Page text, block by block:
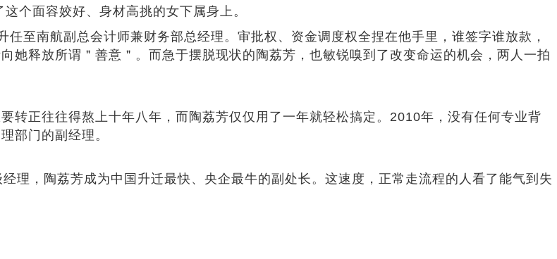
个面容姣好、身材高挑的女下属身上。
至南航副总会计师兼财务部总经理。审批权、资金调度权全捏在他手里，谁签字谁放款，
她释放所谓＂善意＂。而急于摆脱现状的陶荔芳，也敏锐嗅到了改变命运的机会，两人一拍
转正往往得熬上十年八年，而陶荔芳仅仅用了一年就轻松搞定。2010年，没有任何专业背
部门的副经理。
理，陶荔芳成为中国升迁最快、央企最牛的副处长。这速度，正常走流程的人看了能气到失